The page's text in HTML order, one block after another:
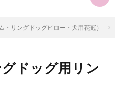
・リングドッグピロー・犬用花冠）
グドッグ用リン